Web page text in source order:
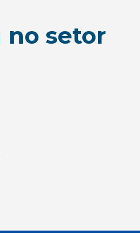
no setor